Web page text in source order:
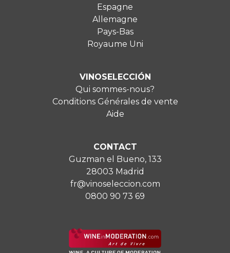
Espagne
Allemagne
Pays-Bas
Royaume Uni
VINOSELECCIÓN
Qui sommes-nous?
Conditions Générales de vente
Aide
CONTACT
Guzman el Bueno, 133
28003 Madrid
fr@vinoseleccion.com
0800 90 73 69